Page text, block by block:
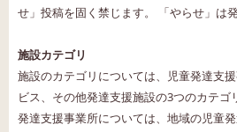
せ」投稿を固く禁じます。 「やらせ」は
施設カテゴリ
施設のカテゴリについては、児童発達支
ビス、その他発達支援施設の3つのカテ
発達支援事業所については、地域の児童